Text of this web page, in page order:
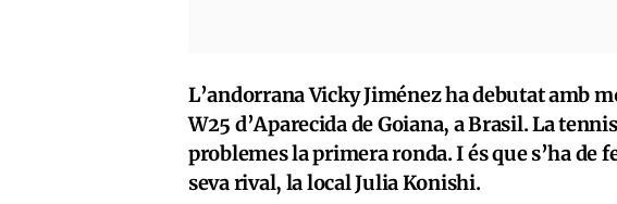
L’andorrana Vicky Jiménez ha debutat amb
W25 d’Aparecida de Goiana, a Brasil. La
problemes la primera ronda. I és que s’ha de
seva rival, la local Julia Konishi.